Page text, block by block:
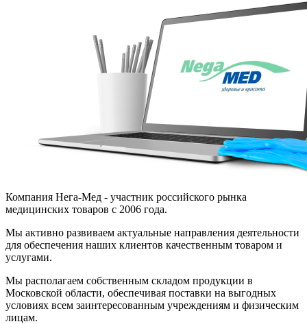
Компания Нега-Мед - участник российского рынка
медицинских товаров с 2006 года.
Мы активно развиваем актуальные направления деятельности
для обеспечения наших клиентов качественным товаром и
услугами.
Мы располагаем собственным складом продукции в
Московской области, обеспечивая поставки на выгодных
условиях всем заинтересованным учреждениям и физическим
лицам.